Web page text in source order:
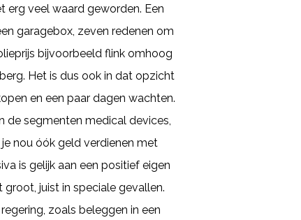
erg veel waard geworden. Een
garagebox, zeven redenen om
bijvoorbeeld flink omhoog
Het is dus ook in dat opzicht
en een paar dagen wachten.
de segmenten medical devices,
nou óók geld verdienen met
is gelijk aan een positief eigen
juist in speciale gevallen.
zoals beleggen in een